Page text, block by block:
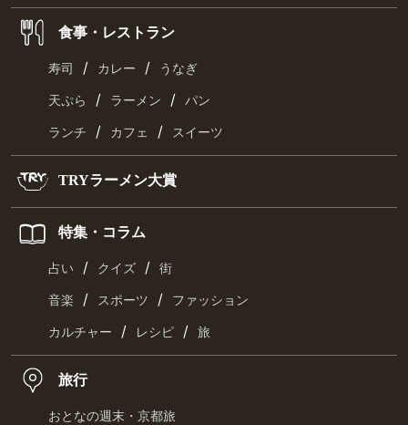
食事・レストラン
寿司 / カレー / うなぎ
天ぷら / ラーメン / パン
ランチ / カフェ / スイーツ
TRYラーメン大賞
特集・コラム
占い / クイズ / 街
音楽 / スポーツ / ファッション
カルチャー / レシピ / 旅
旅行
おとなの週末・京都旅